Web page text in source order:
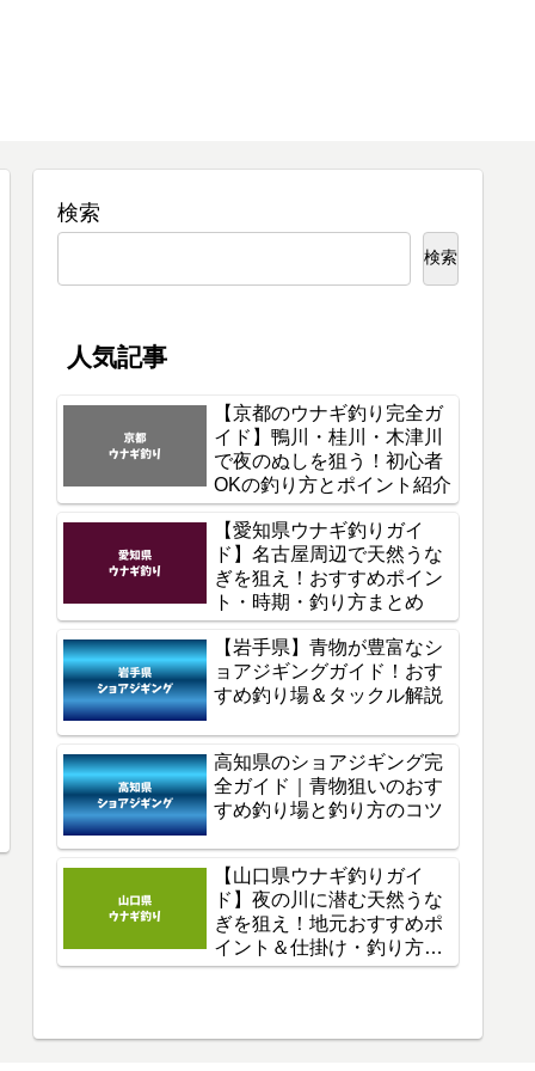
検索
検索
人気記事
【京都のウナギ釣り完全ガ
イド】鴨川・桂川・木津川
で夜のぬしを狙う！初心者
OKの釣り方とポイント紹介
【愛知県ウナギ釣りガイ
ド】名古屋周辺で天然うな
ぎを狙え！おすすめポイン
ト・時期・釣り方まとめ
【岩手県】青物が豊富なシ
ョアジギングガイド！おす
すめ釣り場＆タックル解説
高知県のショアジギング完
全ガイド｜青物狙いのおす
すめ釣り場と釣り方のコツ
【山口県ウナギ釣りガイ
ド】夜の川に潜む天然うな
ぎを狙え！地元おすすめポ
イント＆仕掛け・釣り方を
徹底解説